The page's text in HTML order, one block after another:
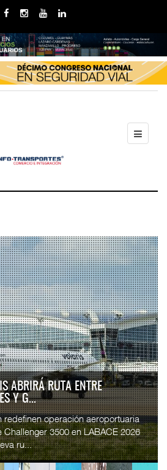
AÑOS NAVEGANDO EL
marítimo mundial también
agente naviero en México. Lo que
actividad ...